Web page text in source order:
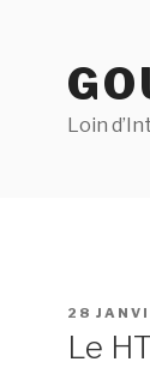
Loin
PUBLIÉ
28
Le